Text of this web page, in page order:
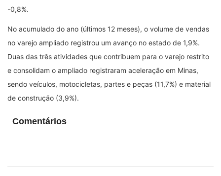
-0,8%.
No acumulado do ano (últimos 12 meses), o volume de vendas
no varejo ampliado registrou um avanço no estado de 1,9%.
Duas das três atividades que contribuem para o varejo restrito
e consolidam o ampliado registraram aceleração em Minas,
sendo veículos, motocicletas, partes e peças (11,7%) e material
de construção (3,9%).
Comentários